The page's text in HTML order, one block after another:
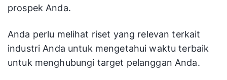
prospek Anda.
Anda perlu melihat riset yang relevan terkait
industri Anda untuk mengetahui waktu terbaik
untuk menghubungi target pelanggan Anda.